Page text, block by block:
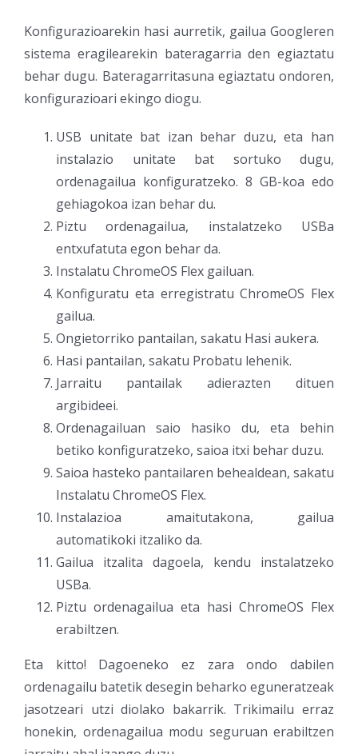
Konfigurazioarekin hasi aurretik, gailua Googleren
sistema eragilearekin bateragarria den egiaztatu
behar dugu. Bateragarritasuna egiaztatu ondoren,
konfigurazioari ekingo diogu.
USB unitate bat izan behar duzu, eta han
instalazio unitate bat sortuko dugu,
ordenagailua konfiguratzeko. 8 GB-koa edo
gehiagokoa izan behar du.
Piztu ordenagailua, instalatzeko USBa
entxufatuta egon behar da.
Instalatu ChromeOS Flex gailuan.
Konfiguratu eta erregistratu ChromeOS Flex
gailua.
Ongietorriko pantailan, sakatu Hasi aukera.
Hasi pantailan, sakatu Probatu lehenik.
Jarraitu pantailak adierazten dituen
argibideei.
Ordenagailuan saio hasiko du, eta behin
betiko konfiguratzeko, saioa itxi behar duzu.
Saioa hasteko pantailaren behealdean, sakatu
Instalatu ChromeOS Flex.
Instalazioa amaitutakona, gailua
automatikoki itzaliko da.
Gailua itzalita dagoela, kendu instalatzeko
USBa.
Piztu ordenagailua eta hasi ChromeOS Flex
erabiltzen.
Eta kitto! Dagoeneko ez zara ondo dabilen
ordenagailu batetik desegin beharko eguneratzeak
jasotzeari utzi diolako bakarrik. Trikimailu erraz
honekin, ordenagailua modu seguruan erabiltzen